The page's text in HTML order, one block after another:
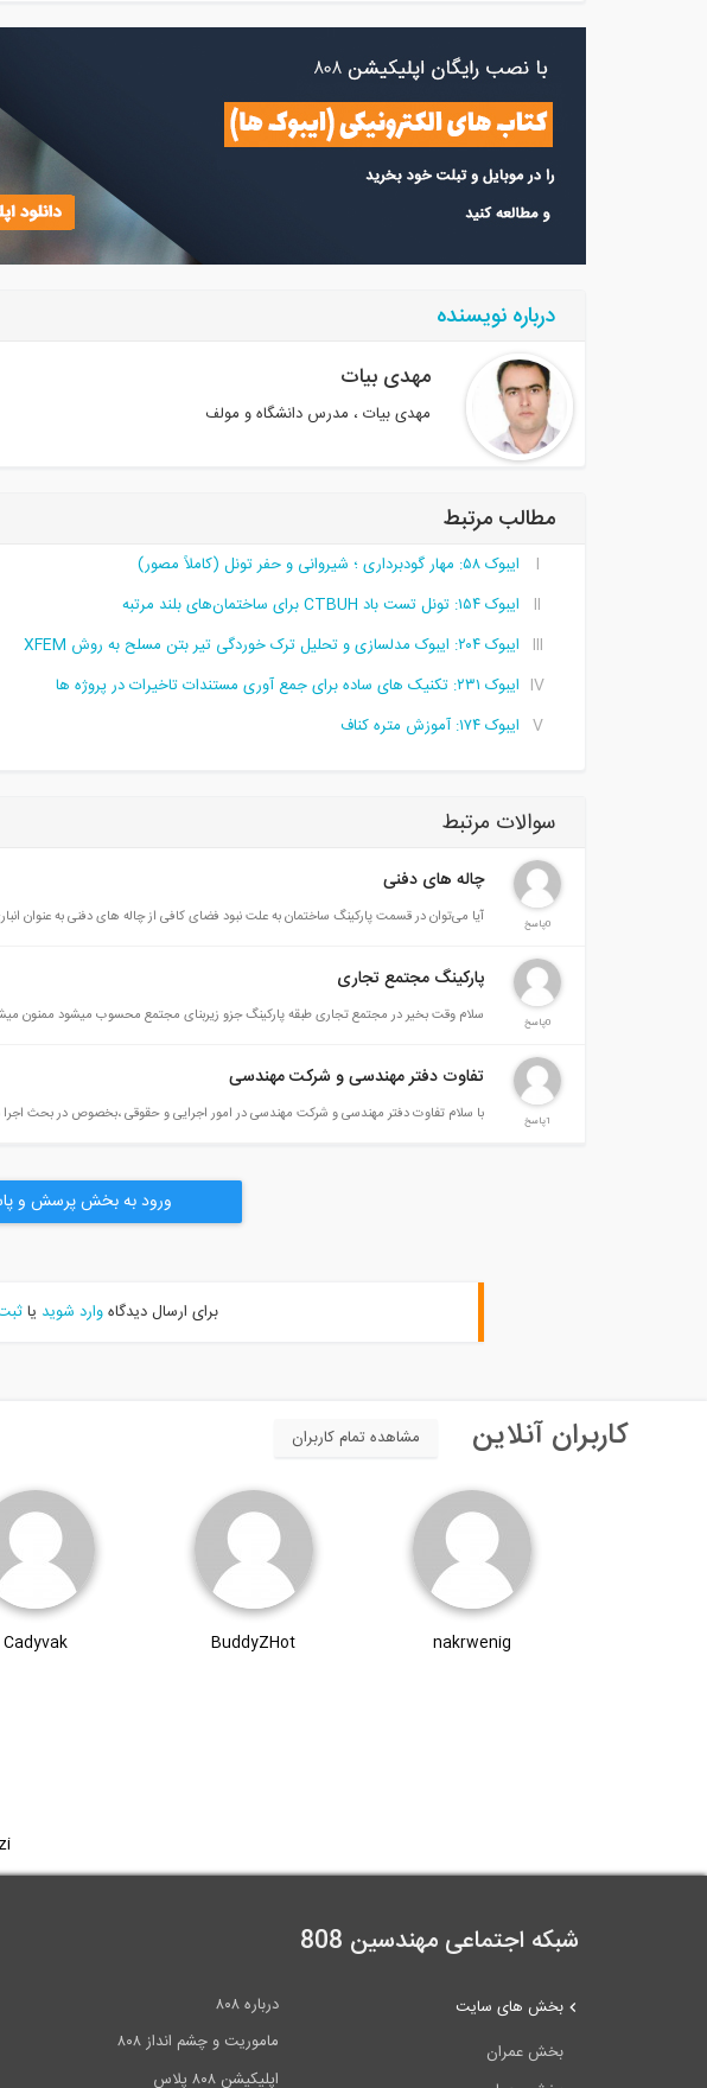
درباره نویسنده
مهدی بیات
مهدی بیات ، مدرس دانشگاه و مولف
مطالب مرتبط
ایبوک ۵۸: مهار گودبرداری ؛ شیروانی و حفر تونل (کاملاً مصور)
ایبوک ۱۵۴: تونل تست باد CTBUH برای ساختمان‌های بلند مرتبه
ایبوک ۲۰۴: ایبوک مدلسازی و تحلیل ترک خوردگی تیر بتن مسلح به روش XFEM
ایبوک ۲۳۱:‌ تکنیک های ساده برای جمع آوری مستندات تاخیرات در پروژه ها
ایبوک ۱۷۴: آموزش متره کناف
سوالات مرتبط
0پاسخ
چاله های دفنی
آیا می‌توان در قسمت پارکینگ ساختمان به علت نبود فضای کافی از چاله های دفنی به عنوان
0پاسخ
پارکینگ مجتمع تجاری
سلام وقت بخیر در مجتمع تجاری طبقه پارکینگ جزو زیربنای مجتمع محسوب میشود ممنون
1پاسخ
تفاوت دفتر مهندسی و شرکت مهندسی
با سلام تفاوت دفتر مهندسی و شرکت مهندسی در امور اجرایی و حقوقی ،بخصوص در بحث
ورود به بخش پرسش و
برای ارسال دیدگاهوارد شوید یا
کاربران آنلاین مشاهده تمام کاربران
nakrwenig
BuddyZHot
Cadyvak
شبکه اجتماعی مهندسین 808
درباره ۸۰۸
ماموریت و چشم انداز ۸۰۸
اپلیکیشن ۸۰۸ پلاس
بخش های سایت
بخش عمران